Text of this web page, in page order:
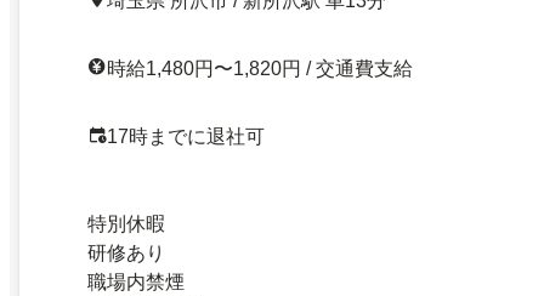
時給1,480円〜1,820円 / 交通費支給
17時までに退社可
特別休暇
研修あり
職場内禁煙